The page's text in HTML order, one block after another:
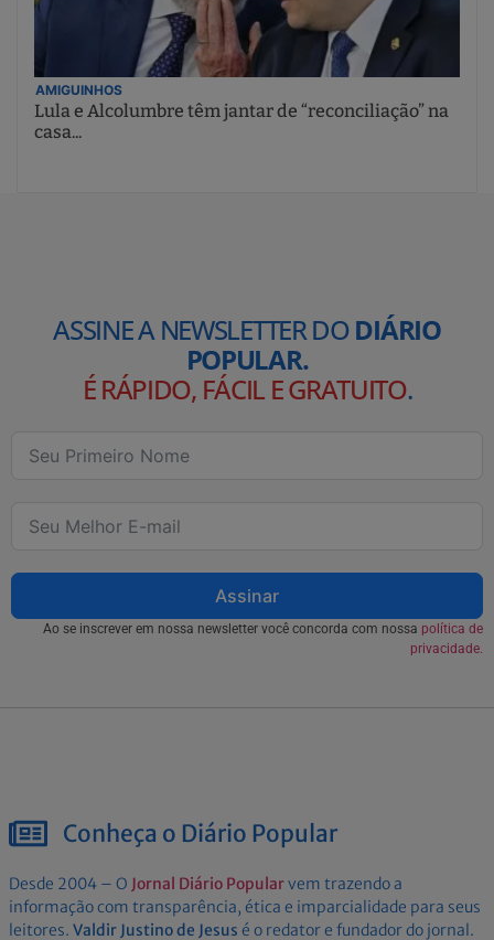
AMIGUINHOS
Lula e Alcolumbre têm jantar de “reconciliação” na
casa...
ASSINE A NEWSLETTER DODIÁRIO
POPULAR.
É RÁPIDO, FÁCIL E GRATUITO.
Assinar
Ao se inscrever em nossa newsletter você concorda com nossa política de
privacidade.
Conheça o Diário Popular
Desde 2004 – O Jornal Diário Popularvem trazendo a
informação com transparência, ética e imparcialidade para seus
leitores. Valdir Justino de Jesus é o redator e fundador do jornal.